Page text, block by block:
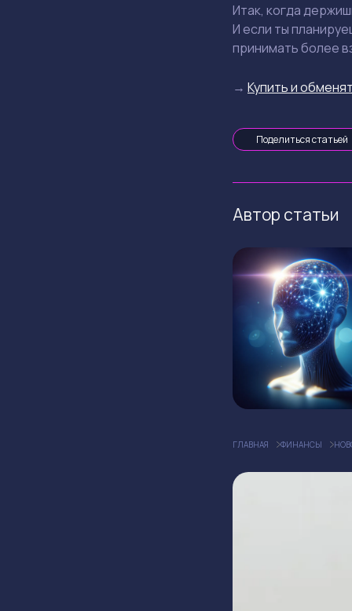
Итак, когда
И если ты
принимать более
→ Купить и
Поделиться статьей
Автор статьи
ГЛАВНАЯ ФИНАНСЫ